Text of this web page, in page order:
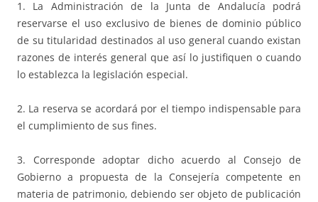
1. La Administración de la Junta de Andalucía podrá
reservarse el uso exclusivo de bienes de dominio público
de su titularidad destinados al uso general cuando existan
razones de interés general que así lo justifiquen o cuando
lo establezca la legislación especial.
2. La reserva se acordará por el tiempo indispensable para
el cumplimiento de sus fines.
3. Corresponde adoptar dicho acuerdo al Consejo de
Gobierno a propuesta de la Consejería competente en
materia de patrimonio, debiendo ser objeto de publicación